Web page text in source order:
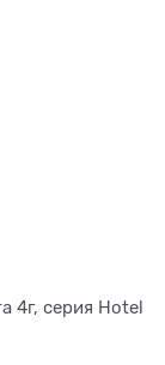
4г, серия Hotel